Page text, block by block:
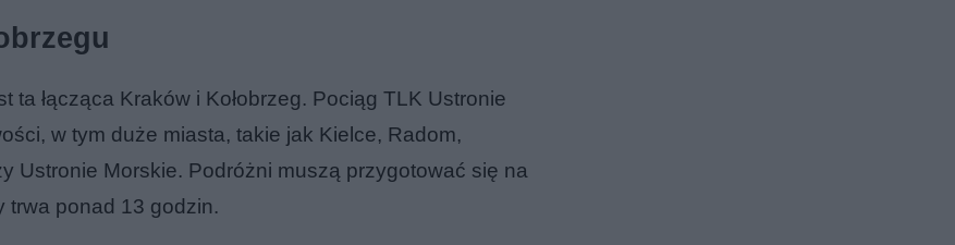
łącząca Kraków i Kołobrzeg. Pociąg TLK Ustronie
w tym duże miasta, takie jak Kielce, Radom,
Ustronie Morskie. Podróżni muszą przygotować się na
trwa ponad 13 godzin.